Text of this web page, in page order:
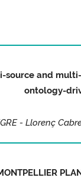
and
ontology-
- Llorenç